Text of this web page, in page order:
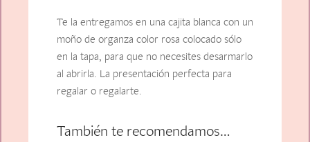
Te la entregamos en una cajita blanca con un
moño de organza color rosa colocado sólo
en la tapa, para que no necesites desarmarlo
al abrirla. La presentación perfecta para
regalar o regalarte.
También te recomendamos…